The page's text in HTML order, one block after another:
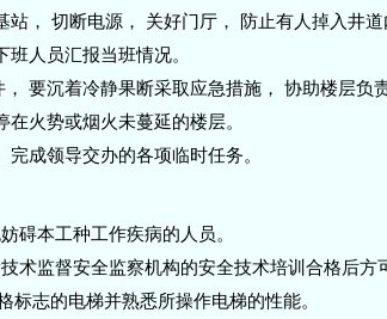
， 切断电源， 关好门厅， 防止有人掉入井道
人员汇报当班情况。
要沉着冷静果断采取应急措施， 协助楼层负
火势或烟火未蔓延的楼层。
成领导交办的各项临时任务。
碍本工种工作疾病的人员。
术监督安全监察机构的安全技术培训合格后方
志的电梯并熟悉所操作电梯的性能。